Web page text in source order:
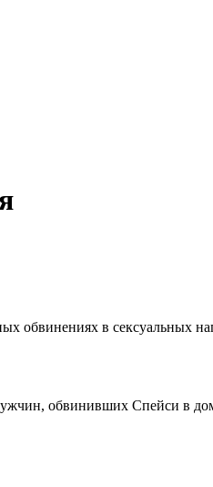
обвинениях в сексуальных
обвинивших Спейси в